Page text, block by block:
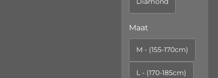
Maat
M - (155-170cm)
L - (170-185cm)